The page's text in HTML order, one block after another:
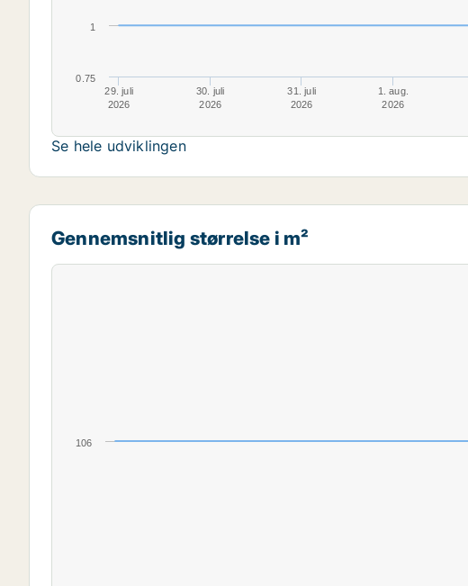
29. juli
2026
30. juli
2026
31. juli
2026
1. aug.
2026
1
0.75
Se hele udviklingen
Gennemsnitlig størrelse i m²
106